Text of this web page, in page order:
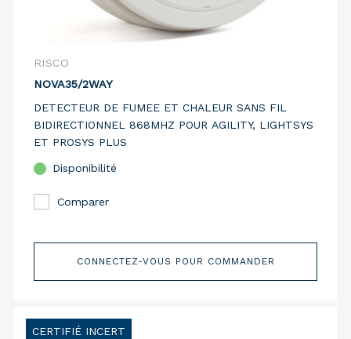
RISCO
NOVA35/2WAY
DETECTEUR DE FUMEE ET CHALEUR SANS FIL
BIDIRECTIONNEL 868MHZ POUR AGILITY, LIGHTSYS
ET PROSYS PLUS
Disponibilité
Comparer
CONNECTEZ-VOUS POUR COMMANDER
CERTIFIÉ INCERT